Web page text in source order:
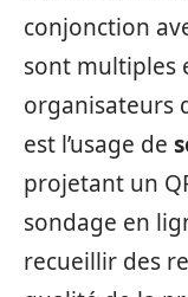
conjonction
sont multiples
organisateurs
est l’usage de
projetant un
sondage en
recueillir des